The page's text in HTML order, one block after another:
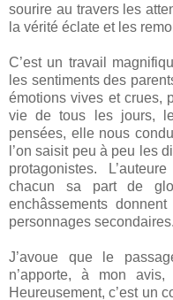
sourire au travers les
la vérité éclate et les
C’est un travail
les sentiments des
émotions vives et crues,
vie de tous les jours,
pensées, elle nous
l’on saisit peu à peu les
protagonistes.
chacun sa part de
enchâssements
personnages secondaires.
J’avoue que le
n’apporte, à mon avis,
Heureusement, c’est un